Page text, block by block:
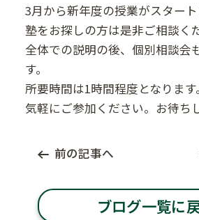
3月から新年度の授業がスター
塾をお探しの方は是非ご相談く
全体での説明の後、個別相談会
す。
所要時間は1時間程度となります。
気軽にご参加ください。お待ち
前の記事へ
ブログ一覧に